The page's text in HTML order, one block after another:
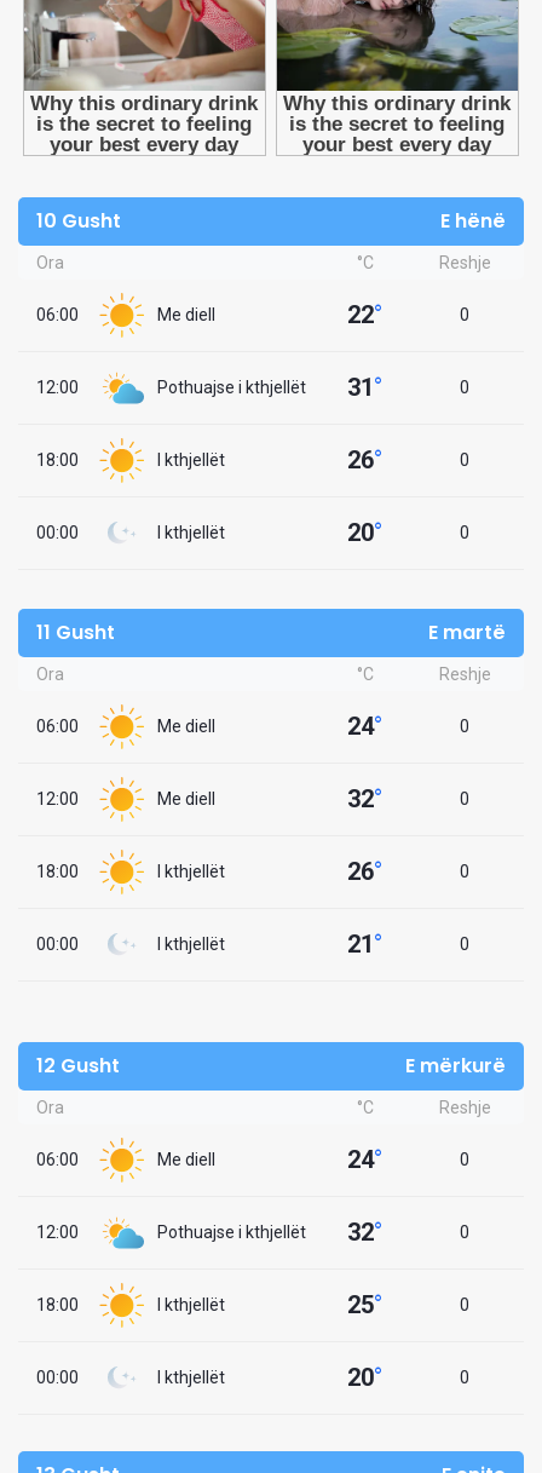
10 Gusht E hënë
Ora °C Reshje
06:00 Me diell 22° 0
12:00 Pothuajse i kthjellët 31° 0
18:00 I kthjellët 26° 0
00:00 I kthjellët 20° 0
11 Gusht E martë
Ora °C Reshje
06:00 Me diell 24° 0
12:00 Me diell 32° 0
18:00 I kthjellët 26° 0
00:00 I kthjellët 21° 0
12 Gusht E mërkurë
Ora °C Reshje
06:00 Me diell 24° 0
12:00 Pothuajse i kthjellët 32° 0
18:00 I kthjellët 25° 0
00:00 I kthjellët 20° 0